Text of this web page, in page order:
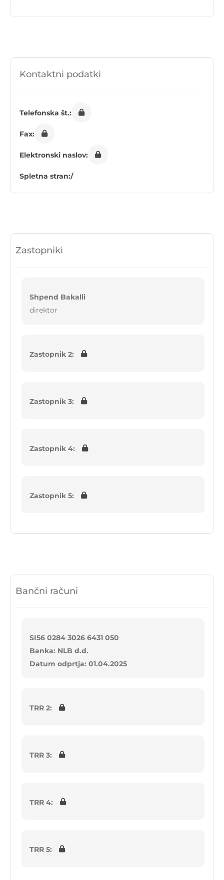
Kontaktni podatki
Telefonska št.:
Fax:
Elektronski naslov:
Spletna stran:/
Zastopniki
Shpend Bakalli
direktor
Zastopnik 2:
Zastopnik 3:
Zastopnik 4:
Zastopnik 5:
Bančni računi
SI56 0284 3026 6431 050
Banka: NLB d.d.
Datum odprtja: 01.04.2025
TRR 2:
TRR 3:
TRR 4:
TRR 5: